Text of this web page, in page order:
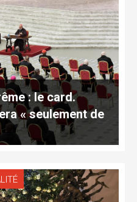
: le card.
« seulement de